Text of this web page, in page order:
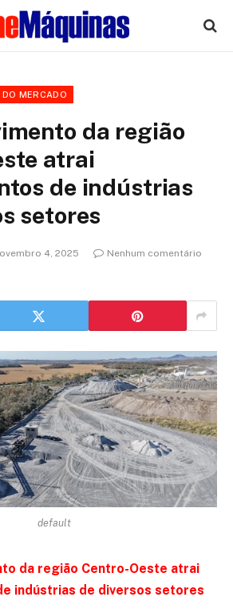
MERCADO
da região
atrai
de indústrias
setores
4, 2025
Nenhum comentário
default
da região Centro-Oeste atrai
indústrias de diversos setores